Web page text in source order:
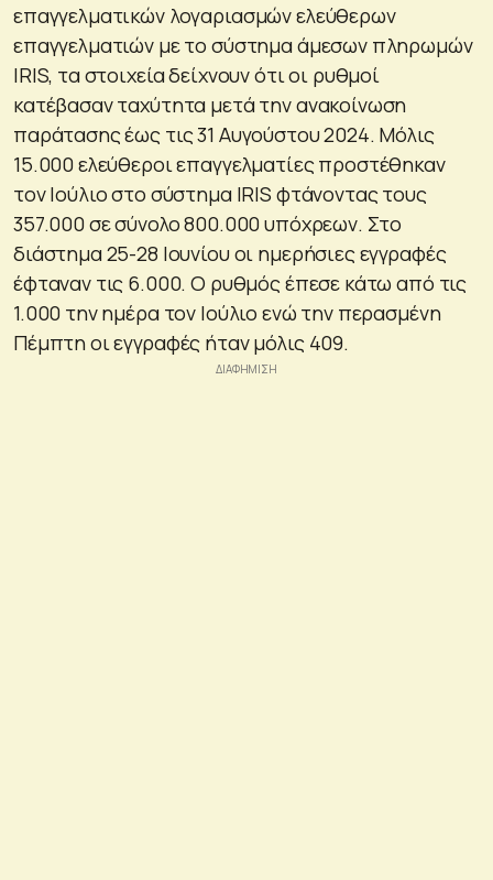
επαγγελματικών λογαριασμών ελεύθερων
επαγγελματιών με το σύστημα άμεσων πληρωμών
IRIS, τα στοιχεία δείχνουν ότι οι ρυθμοί
κατέβασαν ταχύτητα μετά την ανακοίνωση
παράτασης έως τις 31 Αυγούστου 2024. Μόλις
15.000 ελεύθεροι επαγγελματίες προστέθηκαν
τον Ιούλιο στο σύστημα IRIS φτάνοντας τους
357.000 σε σύνολο 800.000 υπόχρεων. Στο
διάστημα 25-28 Ιουνίου οι ημερήσιες εγγραφές
έφταναν τις 6.000. Ο ρυθμός έπεσε κάτω από τις
1.000 την ημέρα τον Ιούλιο ενώ την περασμένη
Πέμπτη οι εγγραφές ήταν μόλις 409.